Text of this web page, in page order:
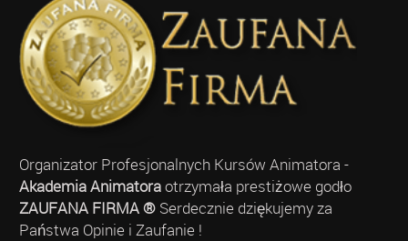
Organizator Profesjonalnych Kursów Animatora -
Akademia Animatoraotrzymała prestiżowe godło
ZAUFANA FIRMA ®Serdecznie dziękujemy za
Państwa Opinie i Zaufanie !